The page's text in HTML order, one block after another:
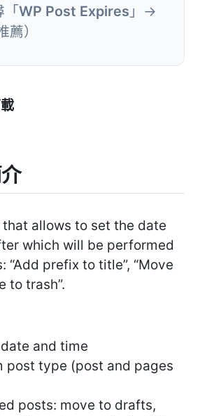
WP Post Expires 」→
薦）
allows to set the date
which will be performed
“Add prefix to title”, “Move
to trash”.
and time
post type (post and pages
posts: move to drafts,